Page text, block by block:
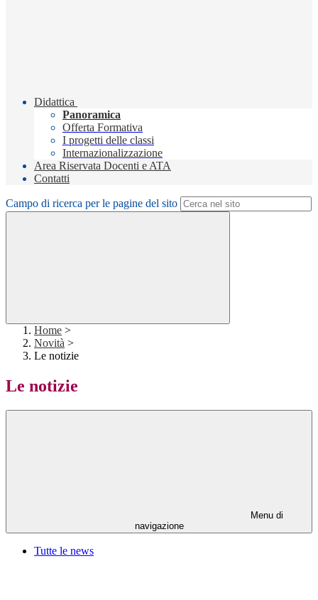
Didattica
Panoramica
Offerta Formativa
I progetti delle classi
Internazionalizzazione
Area Riservata Docenti e ATA
Contatti
Campo di ricerca per le pagine del sito
Home >
Novità >
Le notizie
Le notizie
Menu di
navigazione
Tutte le news